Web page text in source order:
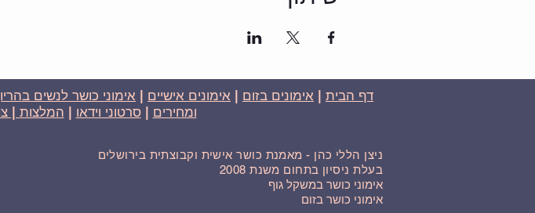
דף הבית אימונים בזום אימונים אישיים אימוני כושר לנשים
ומחירים |סרטוני וידאו המלצות |
ניצן הללי כהן - מאמנת כושר אישית וקבוצתית בירושלים
בעלת ניסיון בתחום משנת 2008
אימוני כושר במשקל גוף
אימוני כושר בזום